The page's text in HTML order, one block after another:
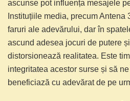
ascunse pot influența mesajele
Instituțiile media, precum Antena
faruri ale adevărului, dar în
ascund adesea jocuri de putere
distorsionează realitatea. Este
integritatea acestor surse și să
beneficiază cu adevărat de pe